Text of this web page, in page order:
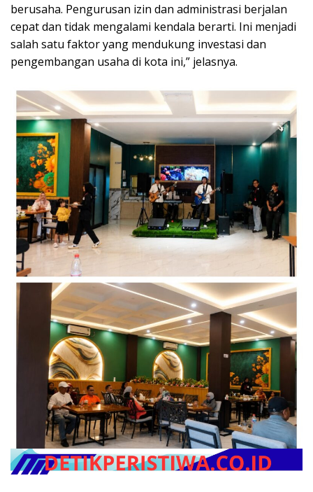
berusaha. Pengurusan izin dan administrasi berjalan
cepat dan tidak mengalami kendala berarti. Ini menjadi
salah satu faktor yang mendukung investasi dan
pengembangan usaha di kota ini,” jelasnya.